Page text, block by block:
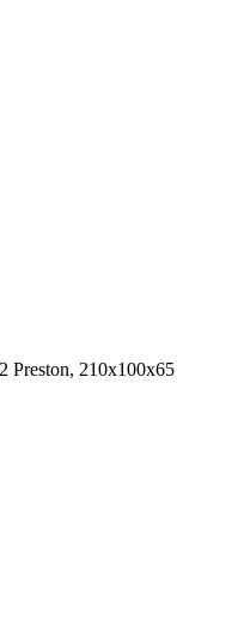
210x100x65